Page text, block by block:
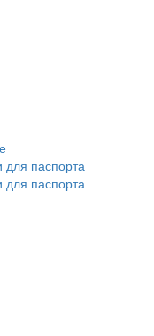
паспорта
паспорта